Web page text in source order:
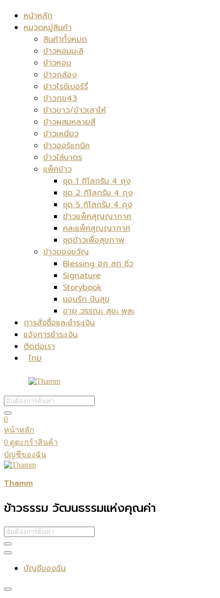
หน้าหลัก
หมวดหมู่สินค้า
สินค้าทั้งหมด
ข้าวหอมมะลิ
ข้าวหอม
ข้าวกล้อง
ข้าวไรซ์เบอร์รี่
ข้าวกข43
ข้าวขาว/ข้าวเสาไห้
ข้าวผสมหลายสี
ข้าวเหนียว
ข้าวออร์แกนิค
ข้าวใส่บาตร
แพ็คข้าว
ชุด 1 กิโลกรัม 4 ถุง
ชุด 2 กิโลกรัม 4 ถุง
ชุด 5 กิโลกรัม 4 ถุง
ข้าวแพ็คสุญญากาศ
คละแพ็คสุญญากาศ
ชุดข้าวเพื่อสุขภาพ
ข้าวของขวัญ
Blessing ฮก ลก ซิ่ว
Signature
Storybook
มอบรัก ปันสุข
อายุ วรรณะ สุขะ พละ
การสั่งซื้อและชำระเงิน
แจ้งการชำระเงิน
ติดต่อเรา
ไทย
0
หน้าหลัก
0 ดูตะกร้าสินค้า
บัญชีของฉัน
Thamm
ข้าวธรรม วัฒนธรรมแห่งคุณค่า
บัญชีของฉัน